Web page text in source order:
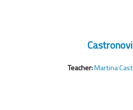
Castronovi
Teacher:Martina